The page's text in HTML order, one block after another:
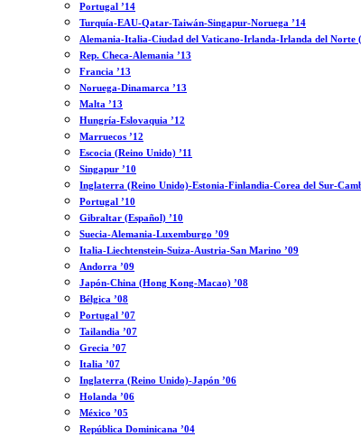
Portugal ’14
Turquía-EAU-Qatar-Taiwán-Singapur-Noruega ’14
Alemania-Italia-Ciudad del Vaticano-Irlanda-Irlanda del Norte
Rep. Checa-Alemania ’13
Francia ’13
Noruega-Dinamarca ’13
Malta ’13
Hungría-Eslovaquia ’12
Marruecos ’12
Escocia (Reino Unido) ’11
Singapur ’10
Inglaterra (Reino Unido)-Estonia-Finlandia-Corea del Sur-
Portugal ’10
Gibraltar (Español) ’10
Suecia-Alemania-Luxemburgo ’09
Italia-Liechtenstein-Suiza-Austria-San Marino ’09
Andorra ’09
Japón-China (Hong Kong-Macao) ’08
Bélgica ’08
Portugal ’07
Tailandia ’07
Grecia ’07
Italia ’07
Inglaterra (Reino Unido)-Japón ’06
Holanda ’06
México ’05
República Dominicana ’04